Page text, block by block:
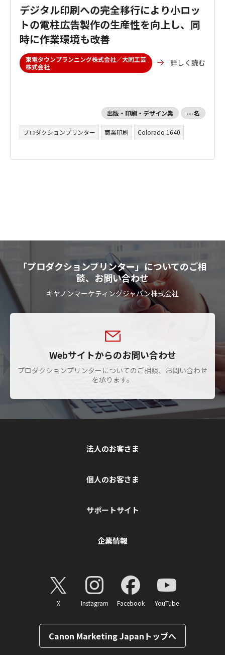
デジタル印刷への完全移行により小ロッ
トの電柱広告製作の生産性を向上し、同
時に作業環境も改善
東電タウンプランニング株式会社／大同工芸
株式会社
詳しく読む
出版・印刷・デザイン業 ---名
プロダクションプリンター 商業印刷 Colorado 1640
「プロダクションプリンター」についてのご相
談、お問い合わせ
キヤノンマーケティングジャパン株式会社
Webサイトからのお問い合わせ
プロダクションプリンターについてのご相談、お問い合わせ
を承ります。
法人のお客さま
個人のお客さま
サポートサイト
企業情報
X Instagram Facebook YouTube
Canon Marketing Japanトップへ